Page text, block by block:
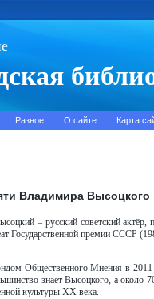
Разное О сайте Карта
Владимира Высоцкого
– русский советский актёр,
Государственной премии СССР
Общественного Мнения в 2011
знает Высоцкого, а около
культуры XX века.